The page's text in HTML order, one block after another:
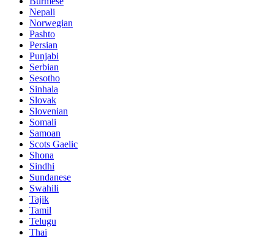
Nepali
Norwegian
Pashto
Persian
Punjabi
Serbian
Sesotho
Sinhala
Slovak
Slovenian
Somali
Samoan
Scots Gaelic
Shona
Sindhi
Sundanese
Swahili
Tajik
Tamil
Telugu
Thai